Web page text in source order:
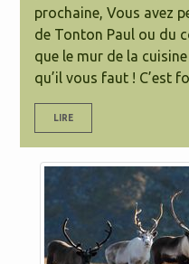
prochaine, Vous avez
de Tonton Paul ou du
que le mur de la
qu’il vous faut ! C’est
LIRE